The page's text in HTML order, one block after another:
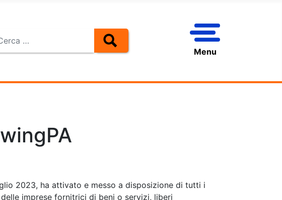
Menu
2023, ha attivato e messo a disposizione di tutti i
imprese fornitrici di beni o servizi, liberi